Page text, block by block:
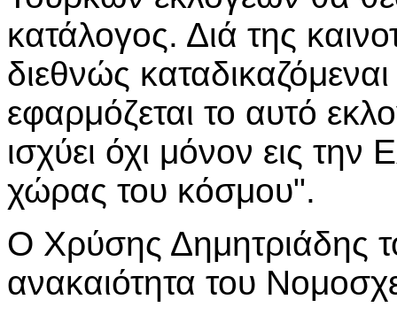
κατάλογος. Διά της
διεθνώς καταδικαζόμεναι
εφαρμόζεται το αυτό
ισχύει όχι μόνον εις
χώρας του κόσμου".
Ο Χρύσης Δημητριάδης
ανακαιότητα του